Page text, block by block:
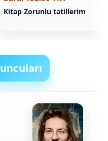
Kitap Zorunlu tatillerim